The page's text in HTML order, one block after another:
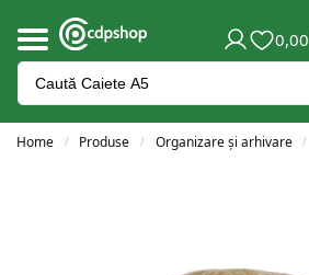
0,00
Home / Produse / Organizare și arhivare /